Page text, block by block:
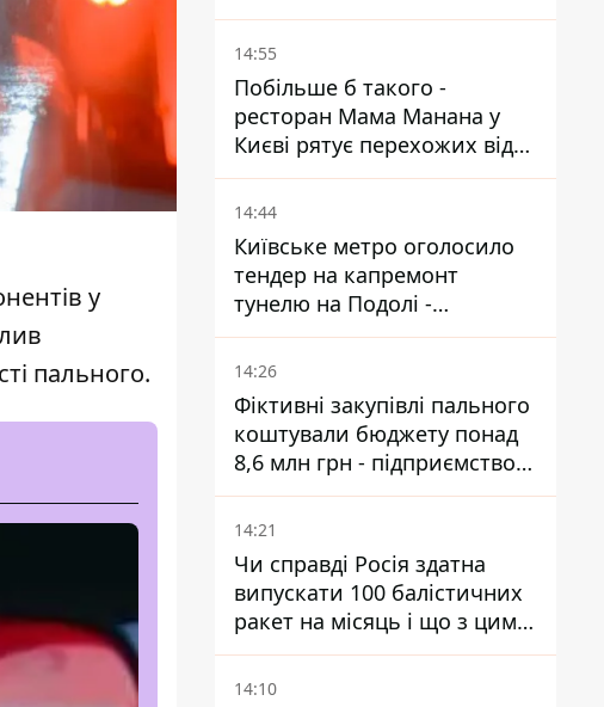
у
пального.
14:55
Побільше б такого -
ресторан Мама Манана у
Києві рятує перехожих від
спеки
14:44
Київське метро оголосило
тендер на капремонт
тунелю на Подолі -
триватиме майже два роки
14:26
Фіктивні закупівлі пального
коштували бюджету понад
8,6 млн грн - підприємство
відшкодувало збитки
14:21
Чи справді Росія здатна
випускати 100 балістичних
ракет на місяць і що з цим
робити
14:10